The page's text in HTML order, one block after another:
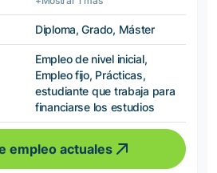
Diploma, Grado, Máster
Empleo de nivel inicial,
Empleo fijo, Prácticas,
estudiante que trabaja para
financiarse los estudios
empleo actuales